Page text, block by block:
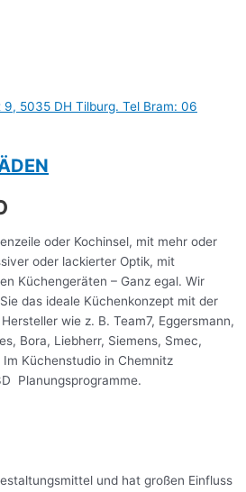
oder Kochinsel, mit mehr oder
oder lackierter Optik, mit
Küchengeräten – Ganz egal. Wir
das ideale Küchenkonzept mit der
wie z. B. Team7, Eggersmann,
Bora, Liebherr, Siemens, Smec,
Küchenstudio in Chemnitz
Planungsprogramme.
und hat großen Einfluss